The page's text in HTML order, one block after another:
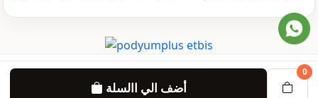
أضف الي االسلة
0
الاستخدام يومي
سفر